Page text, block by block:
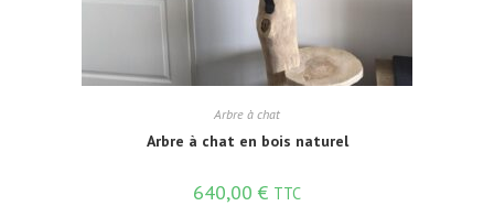
Arbre à chat
Arbre à chat en bois naturel
640,00 € TTC